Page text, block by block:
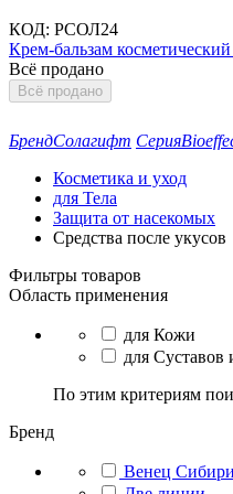
КОД: РСОЛ24
Крем-бальзам
Всё продано
Всё продано
БрендСолагифт Серия
Косметика и уход
для Тела
Защита от насекомых
Средства после укусов
Фильтры товаров
Область применения
для Кожи
для
По этим критериям
Бренд
Венец Сибири